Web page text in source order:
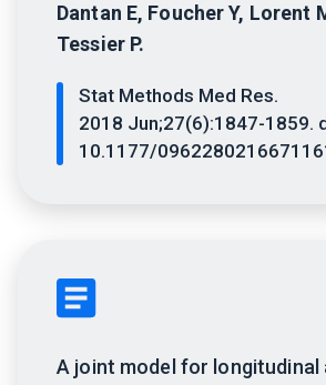
Dantan E, Foucher Y, Lorent
Tessier P.
Stat Methods Med Res.
2018 Jun;27(6):1847-1859.
10.1177/
A joint model for longitudinal